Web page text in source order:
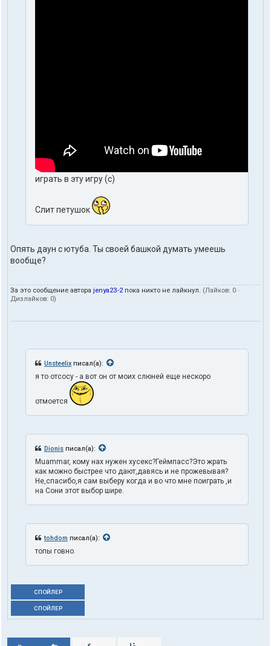
играть в эту игру (с)
Слит петушок
Опять даун с ютуба. Ты своей башкой думать умеешь
вообще?
За это сообщение автора jenya23-2 пока никто не лайкнул. (Лайков: 0 ·
Дизлайков: 0)
Unsteelix писал(а):
я то отсосу - а вот он от моих слюней еще нескоро
отмоется
Dionis писал(а):
Muammar, кому нах нужен хусекс?Геймпасс?Это жрать
как можно быстрее что дают,давясь и не прожевывая?
Не,спасибо,я сам выберу когда и во что мне поиграть ,и
на Сони этот выбор шире.
tohdom писал(а):
топы говно.
СПОЙЛЕР
СПОЙЛЕР